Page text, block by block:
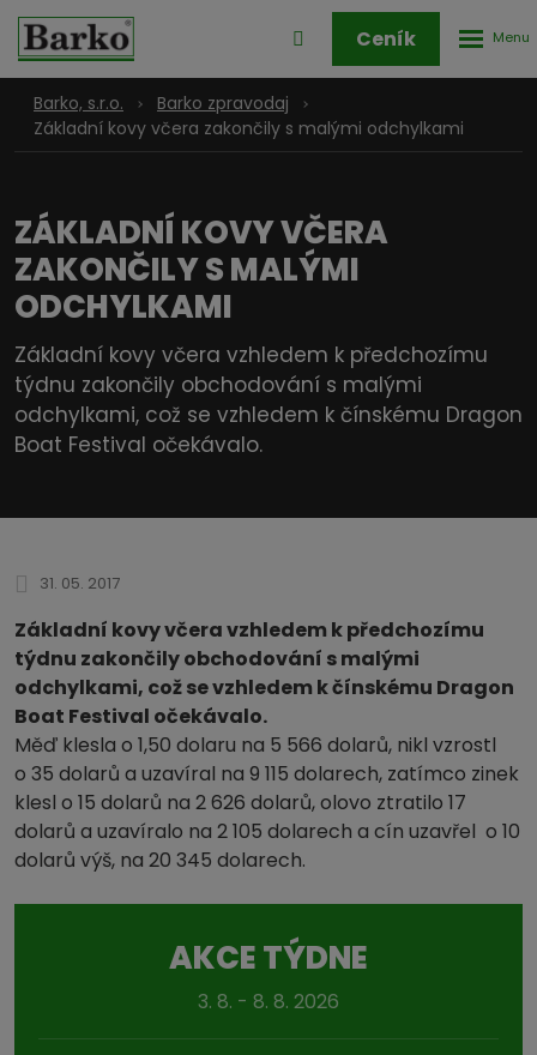
Přihlášení
zóny
Ceník
Barko, s.r.o.
Barko zpravodaj
Základní kovy včera zakončily s malými odchylkami
ZÁKLADNÍ KOVY VČERA
ZAKONČILY S MALÝMI
ODCHYLKAMI
Základní kovy včera vzhledem k předchozímu
týdnu zakončily obchodování s malými
odchylkami, což se vzhledem k čínskému Dragon
Boat Festival očekávalo.
31. 05. 2017
Základní kovy včera vzhledem k předchozímu
týdnu zakončily obchodování s malými
odchylkami, což se vzhledem k čínskému Dragon
Boat Festival očekávalo.
Měď klesla o 1,50 dolaru na 5 566 dolarů, nikl vzrostl
o 35 dolarů a uzavíral na 9 115 dolarech, zatímco zinek
klesl o 15 dolarů na 2 626 dolarů, olovo ztratilo 17
dolarů a uzavíralo na 2 105 dolarech a cín uzavřel o 10
dolarů výš, na 20 345 dolarech.
AKCE TÝDNE
3. 8. - 8. 8. 2026